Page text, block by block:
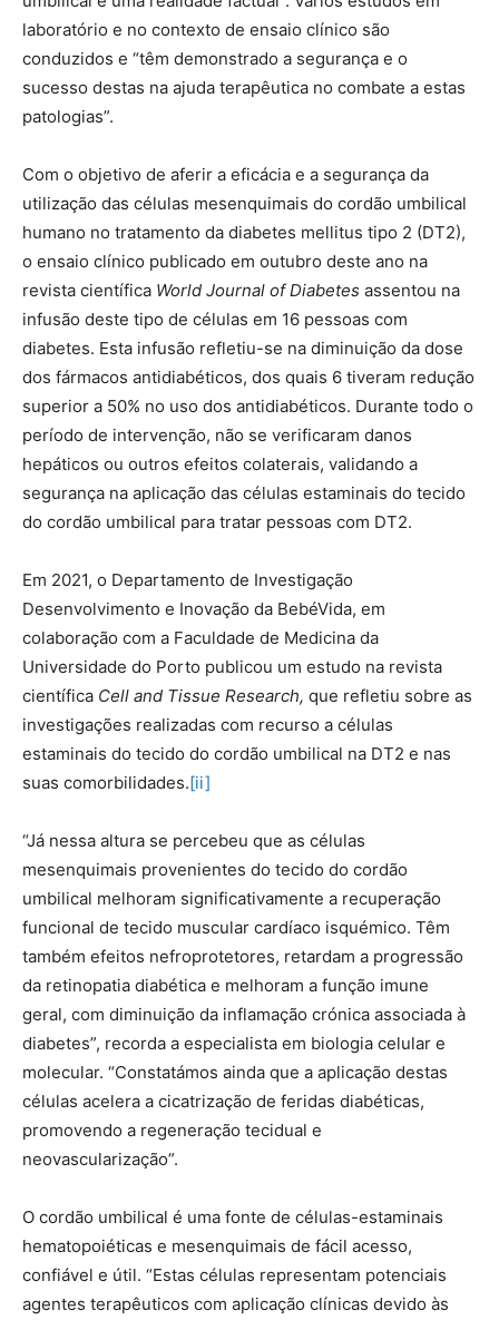
laboratório e no contexto de ensaio clínico são
conduzidos e “têm demonstrado a segurança e o
sucesso destas na ajuda terapêutica no combate a estas
patologias”.
Com o objetivo de aferir a eficácia e a segurança da
utilização das células mesenquimais do cordão umbilical
humano no tratamento da diabetes mellitus tipo 2 (DT2),
o ensaio clínico publicado em outubro deste ano na
revista científica World Journal of Diabetes assentou na
infusão deste tipo de células em 16 pessoas com
diabetes. Esta infusão refletiu-se na diminuição da dose
dos fármacos antidiabéticos, dos quais 6 tiveram redução
superior a 50% no uso dos antidiabéticos. Durante todo o
período de intervenção, não se verificaram danos
hepáticos ou outros efeitos colaterais, validando a
segurança na aplicação das células estaminais do tecido
do cordão umbilical para tratar pessoas com DT2.
Em 2021, o Departamento de Investigação
Desenvolvimento e Inovação da BebéVida, em
colaboração com a Faculdade de Medicina da
Universidade do Porto publicou um estudo na revista
científica Cell and Tissue Research, que refletiu sobre as
investigações realizadas com recurso a células
estaminais do tecido do cordão umbilical na DT2 e nas
suas comorbilidades.[ii]
“Já nessa altura se percebeu que as células
mesenquimais provenientes do tecido do cordão
umbilical melhoram significativamente a recuperação
funcional de tecido muscular cardíaco isquémico. Têm
também efeitos nefroprotetores, retardam a progressão
da retinopatia diabética e melhoram a função imune
geral, com diminuição da inflamação crónica associada à
diabetes”, recorda a especialista em biologia celular e
molecular. “Constatámos ainda que a aplicação destas
células acelera a cicatrização de feridas diabéticas,
promovendo a regeneração tecidual e
neovascularização”.
O cordão umbilical é uma fonte de células-estaminais
hematopoiéticas e mesenquimais de fácil acesso,
confiável e útil. “Estas células representam potenciais
agentes terapêuticos com aplicação clínicas devido às